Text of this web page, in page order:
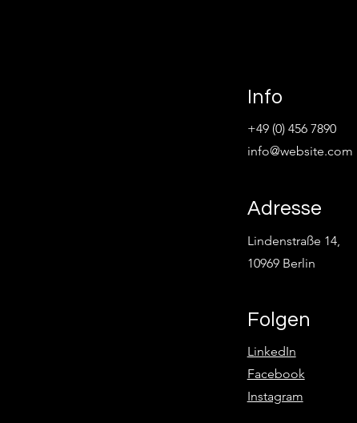
Info
+49 (0) 456 7890
info@website.com
Adresse
Lindenstraße 14,
10969 Berlin
Folgen
LinkedIn
Facebook
Instagram